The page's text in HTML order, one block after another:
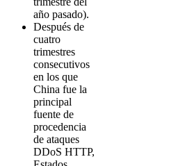
año pasado).
Después de
cuatro
trimestres
consecutivos
en los que
China fue la
principal
fuente de
procedencia
de ataques
DDoS HTTP,